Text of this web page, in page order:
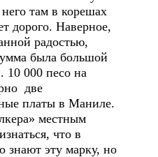
там в корешах
дорого. Наверное,
радостью,
была большой
10 000 песо на
две
платы в Маниле.
местным
что в
знают эту марку, но